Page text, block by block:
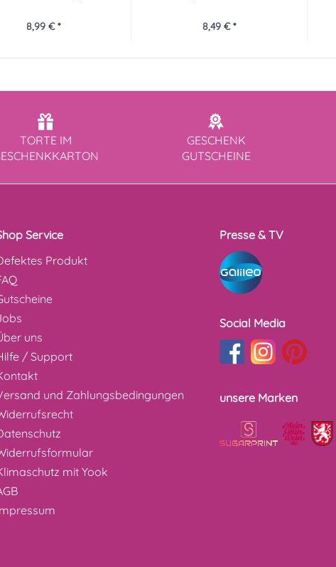
8,99 € * 8,49 € *
TORTE IM
GESCHENK
GUTSCHEINE
Service
Produkt
uns
/ Support
und Zahlungsbedingungen
mit Yook
Presse & TV
Social Media
unsere Marken